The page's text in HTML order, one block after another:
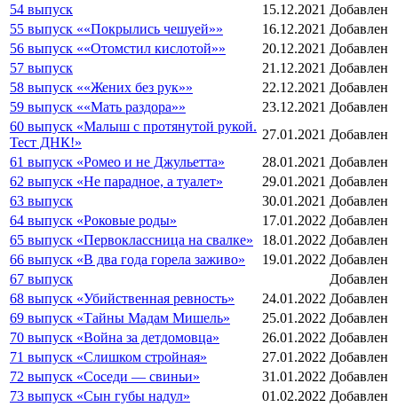
54 выпуск
15.12.2021 Добавлен
55 выпуск ««Покрылись чешуей»»
16.12.2021 Добавлен
56 выпуск ««Отомстил кислотой»»
20.12.2021 Добавлен
57 выпуск
21.12.2021 Добавлен
58 выпуск ««Жених без рук»»
22.12.2021 Добавлен
59 выпуск ««Мать раздора»»
23.12.2021 Добавлен
60 выпуск «Малыш с протянутой рукой.
Тест ДНК!»
27.01.2021 Добавлен
61 выпуск «Ромео и не Джульетта»
28.01.2021 Добавлен
62 выпуск «Не парадное, а туалет»
29.01.2021 Добавлен
63 выпуск
30.01.2021 Добавлен
64 выпуск «Роковые роды»
17.01.2022 Добавлен
65 выпуск «Первоклассница на свалке»
18.01.2022 Добавлен
66 выпуск «В два года горела заживо»
19.01.2022 Добавлен
67 выпуск
Добавлен
68 выпуск «Убийственная ревность»
24.01.2022 Добавлен
69 выпуск «Тайны Мадам Мишель»
25.01.2022 Добавлен
70 выпуск «Война за детдомовца»
26.01.2022 Добавлен
71 выпуск «Слишком стройная»
27.01.2022 Добавлен
72 выпуск «Соседи — свиньи»
31.01.2022 Добавлен
73 выпуск «Сын губы надул»
01.02.2022 Добавлен